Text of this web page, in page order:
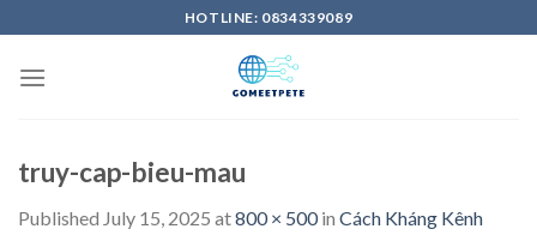
content
HOTLINE: 0834339089
truy-cap-bieu-mau
Published July 15, 2025 at800 × 500in Cách Kháng Kênh